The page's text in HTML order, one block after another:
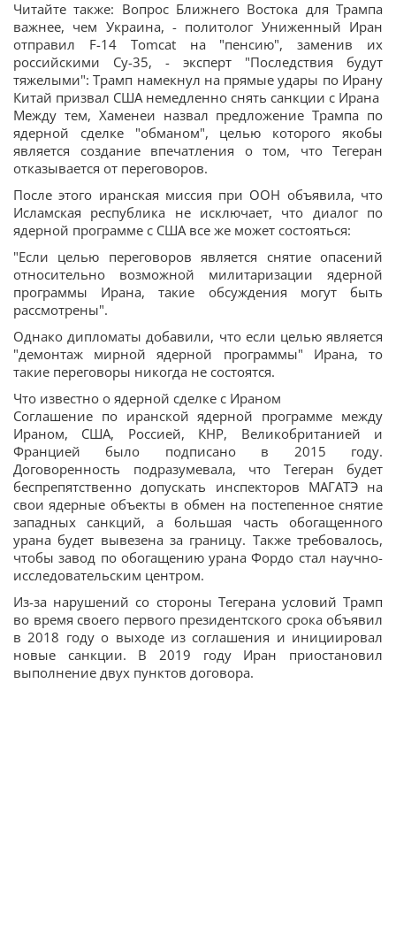
Читайте также: Вопрос Ближнего Востока для Трампа
важнее, чем Украина, - политолог Униженный Иран
отправил F-14 Tomcat на "пенсию", заменив их
российскими Су-35, - эксперт "Последствия будут
тяжелыми": Трамп намекнул на прямые удары по Ирану
Китай призвал США немедленно снять санкции с Ирана
Между тем, Хаменеи назвал предложение Трампа по
ядерной сделке "обманом", целью которого якобы
является создание впечатления о том, что Тегеран
отказывается от переговоров.
После этого иранская миссия при ООН объявила, что
Исламская республика не исключает, что диалог по
ядерной программе с США все же может состояться:
"Если целью переговоров является снятие опасений
относительно возможной милитаризации ядерной
программы Ирана, такие обсуждения могут быть
рассмотрены".
Однако дипломаты добавили, что если целью является
"демонтаж мирной ядерной программы" Ирана, то
такие переговоры никогда не состоятся.
Что известно о ядерной сделке с Ираном
Соглашение по иранской ядерной программе между
Ираном, США, Россией, КНР, Великобританией и
Францией было подписано в 2015 году.
Договоренность подразумевала, что Тегеран будет
беспрепятственно допускать инспекторов МАГАТЭ на
свои ядерные объекты в обмен на постепенное снятие
западных санкций, а большая часть обогащенного
урана будет вывезена за границу. Также требовалось,
чтобы завод по обогащению урана Фордо стал научно-
исследовательским центром.
Из-за нарушений со стороны Тегерана условий Трамп
во время своего первого президентского срока объявил
в 2018 году о выходе из соглашения и инициировал
новые санкции. В 2019 году Иран приостановил
выполнение двух пунктов договора.